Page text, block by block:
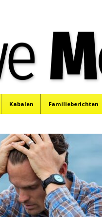
Kabalen Familieberichten